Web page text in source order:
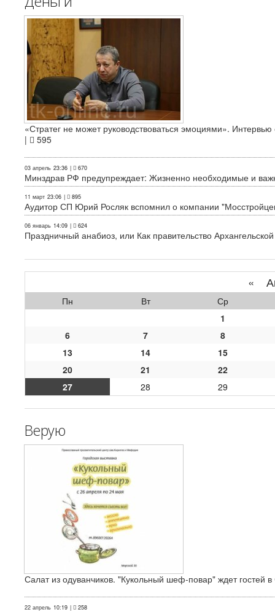
«Стратег не может руководствоваться эмоциями».
|
595
03 апрель 23:36 | 670
Минздрав РФ предупреждает: Жизненно необходимые и
11 март 23:06 | 895
Аудитор СП Юрий Росляк вспомнил о компании
06 январь 14:09 | 624
Праздничный анабиоз, или Как правительство
«
Пн Вт
Ср
1
6
7
8
13
14
15
20
21
22
27
28 29
Верую
Салат из одуванчиков. "Кукольный шеф-повар" ждет гостей
22 апрель 10:19 | 258